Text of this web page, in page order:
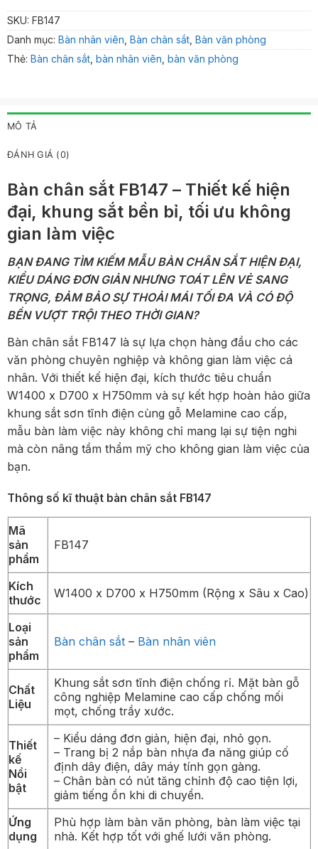
SKU: FB147
Danh mục: Bàn nhân viên Bàn chân sắt Bàn văn phòng
Thẻ: Bàn chân sắt bàn nhân viên bàn văn phòng
MÔ TẢ
ĐÁNH GIÁ (0)
Bàn chân sắt FB147 – Thiết kế hiện
đại, khung sắt bền bỉ, tối ưu không
gian làm việc
BẠN ĐANG TÌM KIẾM MẪU BÀN CHÂN SẮT HIỆN ĐẠI,
KIỂU DÁNG ĐƠN GIẢN NHƯNG TOÁT LÊN VẺ SANG
TRỌNG, ĐẢM BẢO SỰ THOẢI MÁI TỐI ĐA VÀ CÓ ĐỘ
BỀN VƯỢT TRỘI THEO THỜI GIAN?
Bàn chân sắt FB147 là sự lựa chọn hàng đầu cho các
văn phòng chuyên nghiệp và không gian làm việc cá
nhân. Với thiết kế hiện đại, kích thước tiêu chuẩn
W1400 x D700 x H750mm và sự kết hợp hoàn hảo giữa
khung sắt sơn tĩnh điện cùng gỗ Melamine cao cấp,
mẫu bàn làm việc này không chỉ mang lại sự tiện nghi
mà còn nâng tầm thẩm mỹ cho không gian làm việc của
bạn.
Thông số kĩ thuật bàn chân sắt FB147
Mã
sản
phẩm
FB147
Kích
thước
W1400 x D700 x H750mm (Rộng x Sâu x Cao)
Loại
sản
phẩm
Bàn chân sắt – Bàn nhân viên
Chất
Liệu
Khung sắt sơn tĩnh điện chống rỉ. Mặt bàn gỗ
công nghiệp Melamine cao cấp chống mối
mọt, chống trầy xước.
Thiết
kế
Nổi
bật
– Kiểu dáng đơn giản, hiện đại, nhỏ gọn.
– Trang bị 2 nắp bàn nhựa đa năng giúp cố
định dây điện, dây máy tính gọn gàng.
– Chân bàn có nút tăng chỉnh độ cao tiện lợi,
giảm tiếng ồn khi di chuyển.
Ứng
dụng
Phù hợp làm bàn văn phòng, bàn làm việc tại
nhà. Kết hợp tốt với ghế lưới văn phòng.